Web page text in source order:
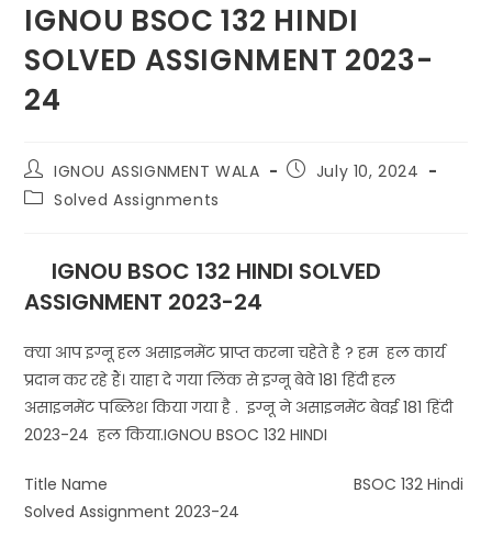
IGNOU BSOC 132 HINDI
SOLVED ASSIGNMENT 2023-
24
IGNOU ASSIGNMENT WALA
July 10, 2024
Solved Assignments
IGNOU BSOC 132 HINDI SOLVED
ASSIGNMENT 2023-24
क्या आप इग्नू हल असाइनमेंट प्राप्त करना चहेते है ? हम हल कार्य
प्रदान कर रहे हैं। याहा दे गया लिंक से इग्नू बेवे 181 हिंदी हल
असाइनमेंट पब्लिश किया गया है . इग्नू ने असाइनमेंट बेवई 181 हिंदी
2023-24 हल किया.IGNOU BSOC 132 HINDI
Title Name BSOC 132 Hindi
Solved Assignment 2023-24